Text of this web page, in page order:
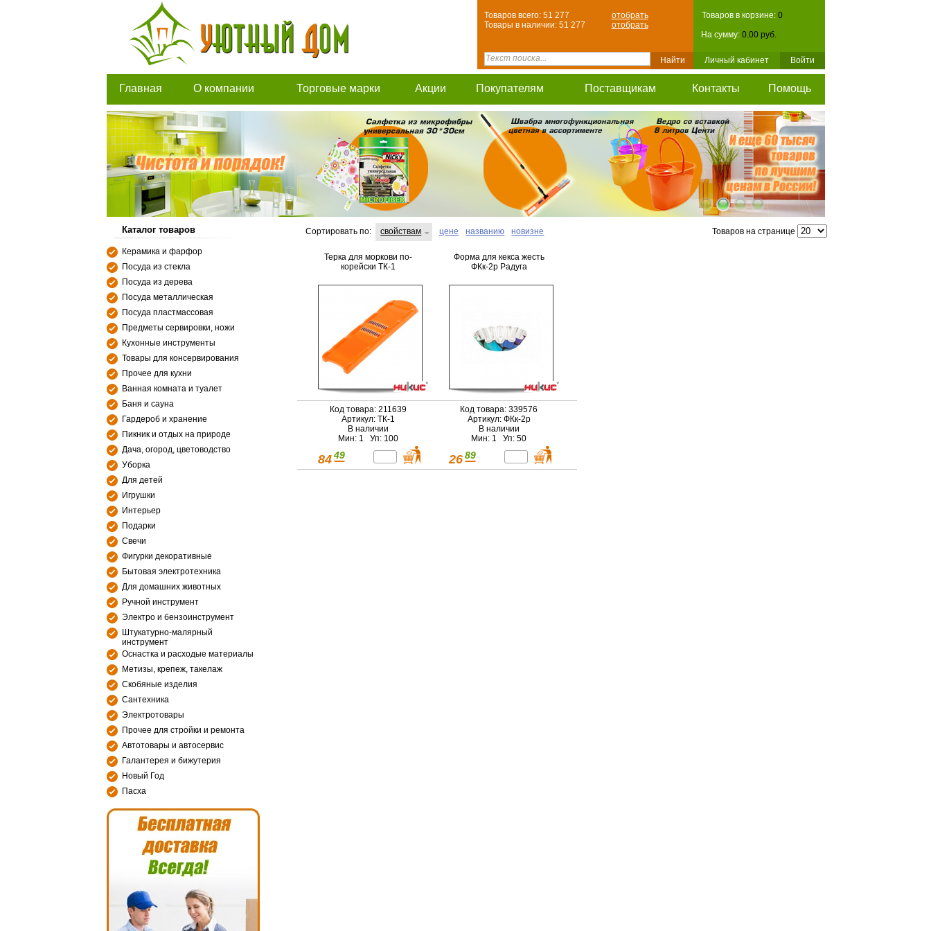
Товаров в корзине: 0
На сумму: 0.00 руб.
Личный кабинет Войти
Товаров всего: 51 277
отобрать
Товары в наличии: 51 277
отобрать
Главная О компании Торговые марки Акции Покупателям Поставщикам Контакты Помощь
Каталог товаров
Керамика и фарфор
Посуда из стекла
Посуда из дерева
Посуда металлическая
Посуда пластмассовая
Предметы сервировки, ножи
Кухонные инструменты
Товары для консервирования
Прочее для кухни
Ванная комната и туалет
Баня и сауна
Гардероб и хранение
Пикник и отдых на природе
Дача, огород, цветоводство
Уборка
Для детей
Игрушки
Интерьер
Подарки
Свечи
Фигурки декоративные
Бытовая электротехника
Для домашних животных
Ручной инструмент
Электро и бензоинструмент
Штукатурно-малярный
инструмент
Оснастка и расходые материалы
Метизы, крепеж, такелаж
Скобяные изделия
Сантехника
Электротовары
Прочее для стройки и ремонта
Автотовары и автосервис
Галантерея и бижутерия
Новый Год
Пасха
Сортировать по: свойствам цене названию новизне Товаров на странице
Терка для моркови по-
корейски ТК-1
Код товара: 211639
Артикул: ТК-1
В наличии
Мин: 1 Уп: 100
84 49
Форма для кекса жесть
ФКк-2р Радуга
Код товара: 339576
Артикул: ФКк-2р
В наличии
Мин: 1 Уп: 50
26 89